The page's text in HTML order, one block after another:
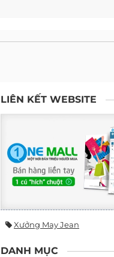
LIÊN KẾT WEBSITE
Xưởng May Jean
DANH MỤC